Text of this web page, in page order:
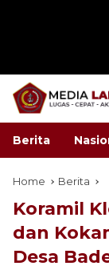
Berita
Home Berita
Koramil
dan
Desa